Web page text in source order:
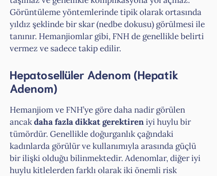
Görüntüleme yöntemlerinde tipik olarak ortasında
yıldız şeklinde bir skar (nedbe dokusu) görülmesi ile
tanınır. Hemanjiomlar gibi, FNH de genellikle belirti
vermez ve sadece takip edilir.
Hepatosellüler Adenom (Hepatik
Adenom)
Hemanjiom ve FNH’ye göre daha nadir görülen
ancakdaha fazla dikkat gerektireniyi huylu bir
tümördür. Genellikle doğurganlık çağındaki
kadınlarda görülür ve kullanımıyla arasında güçlü
bir ilişki olduğu bilinmektedir. Adenomlar, diğer iyi
huylu kitlelerden farklı olarak iki önemli risk